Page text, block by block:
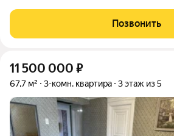
сразу хочется
Позвонить
11 500 000 ₽
67,7 м² 3-комн. квартира 3 этаж из 5